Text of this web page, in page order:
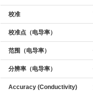
校准
校准点（电导率）
范围（电导率）
分辨率（电导率）
Accuracy (Conductivity)